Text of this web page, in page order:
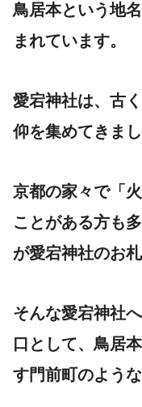
鳥居本という地
まれています。
愛宕神社は、古
仰を集めてきまし
京都の家々で「
ことがある方も
が愛宕神社のお札
そんな愛宕神社
口として、鳥居
す門前町のよう